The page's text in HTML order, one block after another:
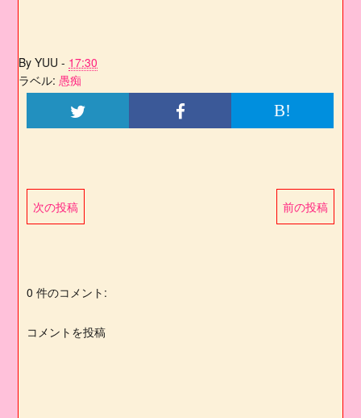
ByYUU - 17:30
ラベル: 愚痴
B!
次の投稿 前の投稿
0 件のコメント:
コメントを投稿